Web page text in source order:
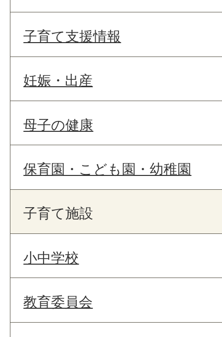
子育て支援情報
妊娠・出産
母子の健康
保育園・こども園・幼稚園
子育て施設
小中学校
教育委員会